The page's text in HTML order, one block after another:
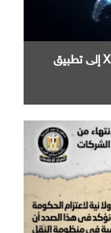
إطلاق " XChat " في خطوة جديدة نحو تحويل X إلى تطبيق